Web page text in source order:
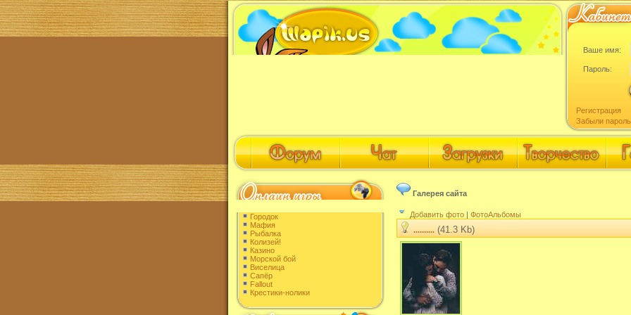
Ваше имя:
Пароль:
Регистрация
Забыли
Городок
Мафия
Рыбалка
Колизей!
Казино
Морской бой
Виселица
Сапёр
Fallout
Крестики-нолики
Галерея сайта
Добавить фото | ФотоАльбомы
.......... (41.3 Kb)